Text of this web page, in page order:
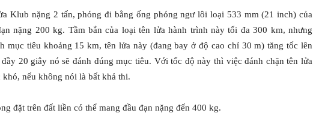
Klub nặng 2 tấn, phóng đi bằng ống phóng ngư lôi loại 533 mm (21 inch) của
nặng 200 kg. Tầm bắn của loại tên lửa hành trình này tối đa 300 km, nhưng
mục tiêu khoảng 15 km, tên lửa này (đang bay ở độ cao chỉ 30 m) tăng tốc lên
20 giây nó sẽ đánh đúng mục tiêu. Với tốc độ này thì việc đánh chặn tên lửa
nếu không nói là bất khả thi.
đặt trên đất liền có thể mang đầu đạn nặng đến 400 kg.